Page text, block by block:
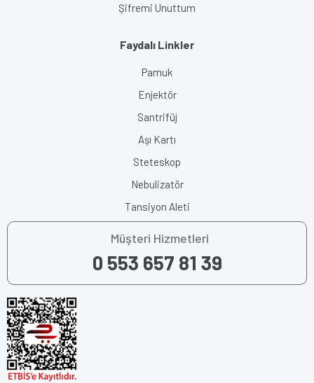
Şifremi Unuttum
Faydalı Linkler
Pamuk
Enjektör
Santrifüj
Aşı Kartı
Steteskop
Nebulizatör
Tansiyon Aleti
Müşteri Hizmetleri
0 553 657 81 39